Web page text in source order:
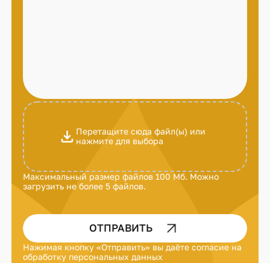
Перетащите сюда файл(ы) или
нажмите для выбора
Максимальный размер файлов 100 Мб. Можно
загрузить не более 5 файлов.
ОТПРАВИТЬ
Нажимая кнопку «Отправить» вы даёте согласие на
обработку персональных данных